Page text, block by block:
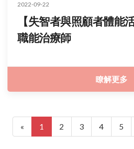
2022-09-22
【失智者與照顧者體能
職能治療師
瞭解更多
« 1 2 3 4 5